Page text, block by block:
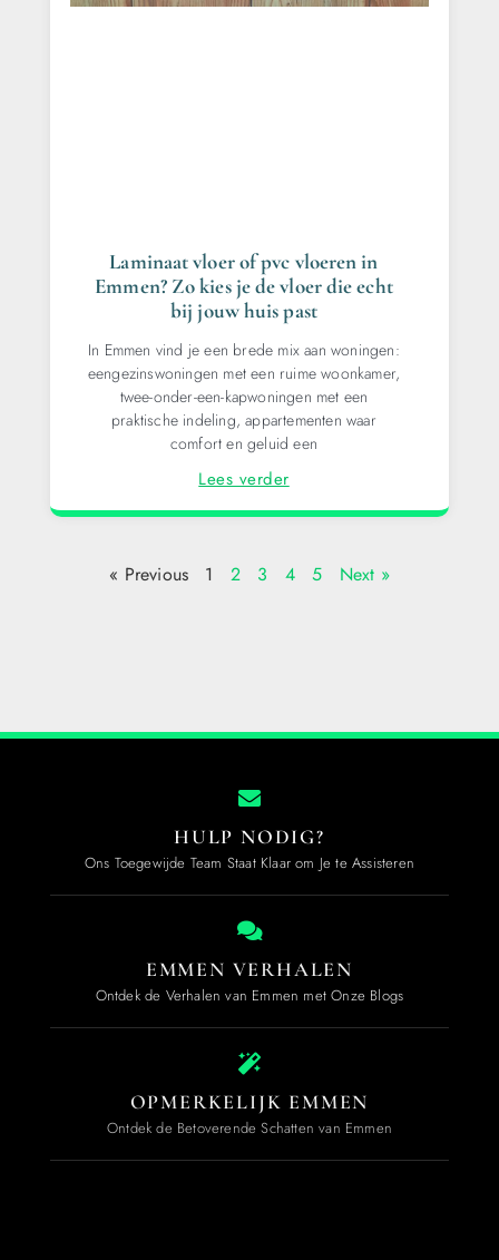
Laminaat vloer of pvc vloeren in
Emmen? Zo kies je de vloer die echt
bij jouw huis past
In Emmen vind je een brede mix aan woningen:
eengezinswoningen met een ruime woonkamer,
twee-onder-een-kapwoningen met een
praktische indeling, appartementen waar
comfort en geluid een
Lees verder
« Previous 1 2 3 4 5 Next »
HULP NODIG?
Ons Toegewijde Team Staat Klaar om Je te Assisteren
EMMEN VERHALEN
Ontdek de Verhalen van Emmen met Onze Blogs
OPMERKELIJK EMMEN
Ontdek de Betoverende Schatten van Emmen